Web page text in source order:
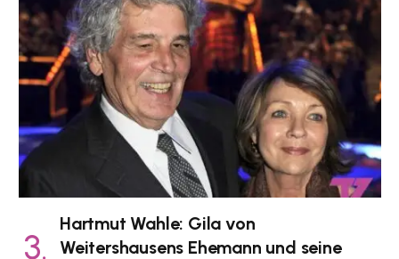
Hartmut Wahle: Gila von
Weitershausens Ehemann und seine